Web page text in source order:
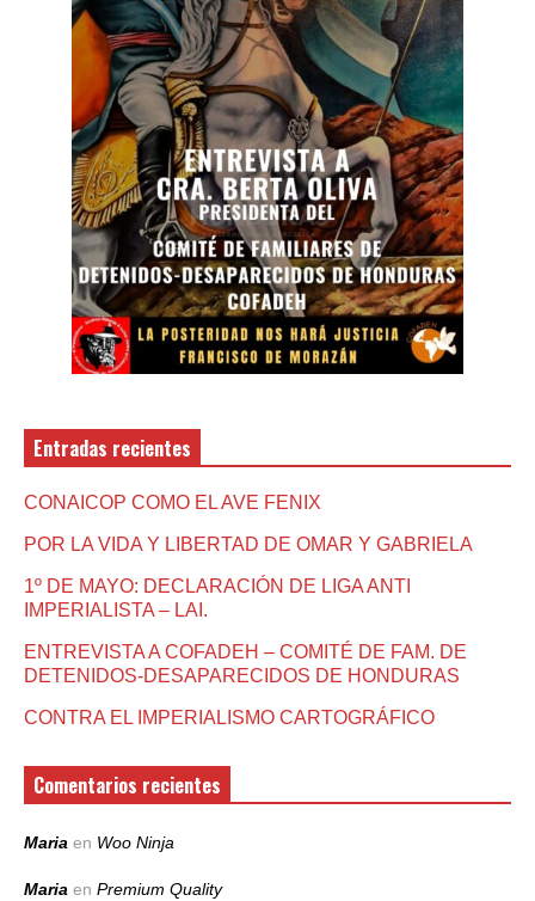
Entradas recientes
CONAICOP COMO EL AVE FENIX
POR LA VIDA Y LIBERTAD DE OMAR Y GABRIELA
1º DE MAYO: DECLARACIÓN DE LIGA ANTI
IMPERIALISTA – LAI.
ENTREVISTA A COFADEH – COMITÉ DE FAM. DE
DETENIDOS-DESAPARECIDOS DE HONDURAS
CONTRA EL IMPERIALISMO CARTOGRÁFICO
Comentarios recientes
Maria en Woo Ninja
Maria en Premium Quality